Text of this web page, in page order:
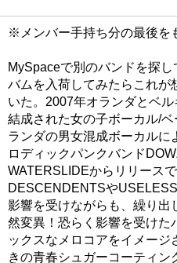
※メンバー手持ち分の最後を
MySpaceで別のバンドを探
バムを入荷してみたらこれが
いた。2007年オランダとベ
結成された女の子ボーカル/
ランダの男女混成ボーカルに
ロディックパンクバンド
WATERSLIDEからリリースで
DESCENDENTSや
影響を受けながらも、繰り出
然変異！恐らく影響を受けた
ックスなメロコアをイメー
きの青春シュガーコーティン